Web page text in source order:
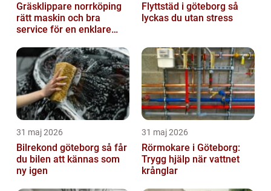
Gräsklippare norrköping
rätt maskin och bra
service för en enklare
Flyttstäd i göteborg så
lyckas du utan stress
31 maj 2026
Bilrekond göteborg så får
du bilen att kännas som
ny igen
31 maj 2026
Rörmokare i Göteborg:
Trygg hjälp när vattnet
krånglar